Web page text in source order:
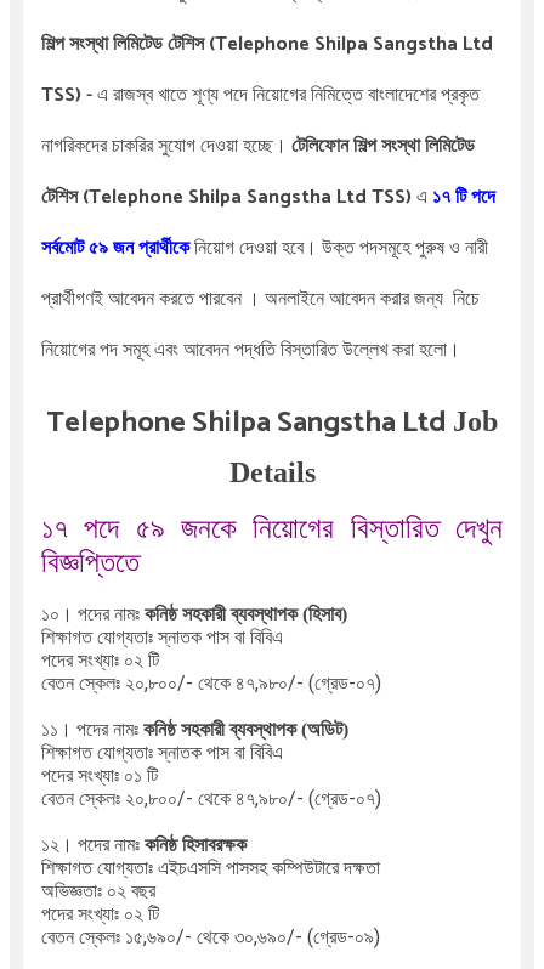
শিল্প সংস্থা লিমিটেড টেশিস(Telephone Shilpa Sangstha Ltd
TSS)-এ রাজস্ব খাতেশূণ্য পদে নিয়োগের নিমিত্তে বাংলাদেশের প্রকৃত
নাগরিকদের চাকরির সুযোগ দেওয়া হচ্ছে। টেলিফোন শিল্প সংস্থা লিমিটেড
টেশিস(Telephone Shilpa Sangstha Ltd TSS)এ ১৭টি পদে
সর্বমোট ৫৯ জন প্রার্থীকেনিয়োগ দেওয়া হবে। উক্ত পদসমূহে পুরুষ ও নারী
প্রার্থীগণই আবেদন করতে পারবেন । অনলাইনেআবেদন করার জন্য নিচে
নিয়োগের পদ সমূহ এবং আবেদন পদ্ধতি বিস্তারিত উল্লেখ করা হলো।
Telephone Shilpa Sangstha Ltd Job
Details
১৭ পদে ৫৯ জনকে নিয়োগের বিস্তারিত দেখুন
বিজ্ঞপ্তিতে
১০। পদের নামঃ কনিষ্ঠ সহকারী ব্যবস্থাপক (হিসাব)
শিক্ষাগত যোগ্যতাঃ স্নাতক পাস বা বিবিএ
পদের সংখ্যাঃ ০২ টি
বেতন স্কেলঃ ২০,৮০০/- থেকে ৪৭,৯৮০/- (গ্রেড-০৭)
১১। পদের নামঃ কনিষ্ঠ সহকারী ব্যবস্থাপক (অডিট)
শিক্ষাগত যোগ্যতাঃ স্নাতক পাস বা বিবিএ
পদের সংখ্যাঃ ০১ টি
বেতন স্কেলঃ ২০,৮০০/- থেকে ৪৭,৯৮০/- (গ্রেড-০৭)
১২। পদের নামঃ কনিষ্ঠ হিসাবরক্ষক
শিক্ষাগত যোগ্যতাঃ এইচএসসি পাসসহ কম্পিউটারে দক্ষতা
অভিজ্ঞতাঃ ০২ বছর
পদের সংখ্যাঃ ০২ টি
বেতন স্কেলঃ ১৫,৬৯০/- থেকে ৩০,৬৯০/- (গ্রেড-০৯)